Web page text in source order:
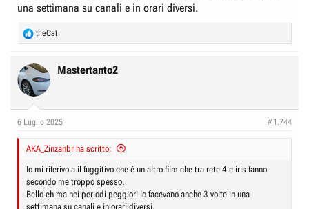
una settimana su canali e in orari diversi.
R
e
c
t
i
s
theCat
Mastertanto2
6 Luglio 2025 #1.744
AKA_Zinzanbr ha scritto:
Io mi riferivo a il fuggitivo che è un altro film che tra rete 4 e iris fanno
secondo me troppo spesso.
Bello eh ma nei periodi peggiori lo facevano anche 3 volte in una
settimana su canali e in orari diversi.